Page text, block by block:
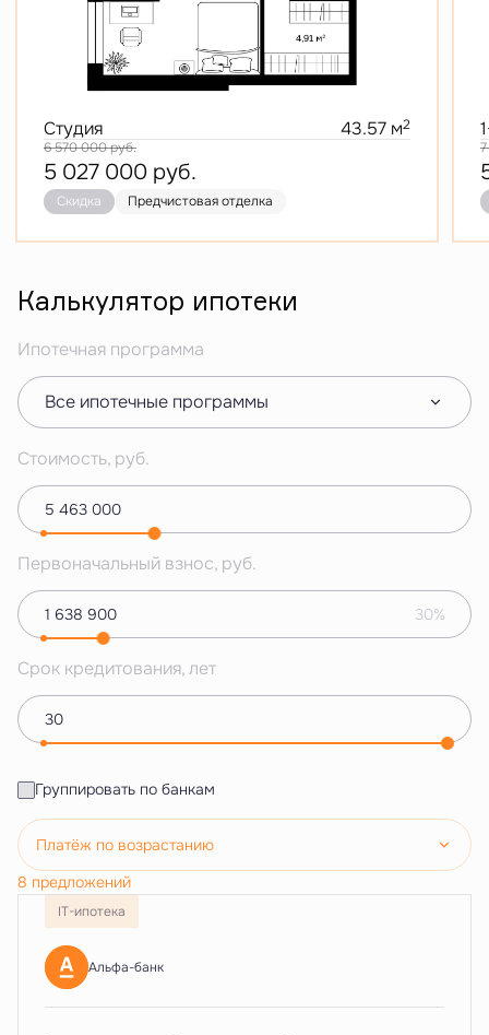
Студия 43.57 м2
6 570 000руб.
5 027 000 руб.
Скидка Предчистовая отделка
Калькулятор ипотеки
Ипотечная программа
Все ипотечные программы
Стоимость, руб.
Первоначальный взнос, руб.
30%
Срок кредитования, лет
Группировать по банкам
Платёж по возрастанию
8 предложений
IT-ипотека
Альфа-банк